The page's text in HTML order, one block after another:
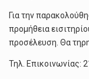
Για την
προμήθεια
προσέλευση. Θα
Τηλ. Επικοινωνίας: